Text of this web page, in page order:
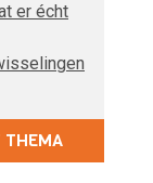
er écht
THEMA